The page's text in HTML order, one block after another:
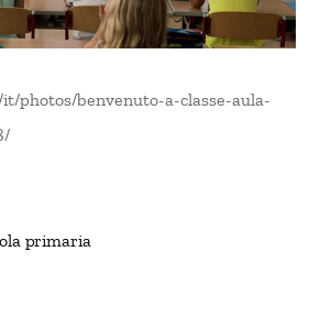
photos/benvenuto-a-classe-aula-
primaria